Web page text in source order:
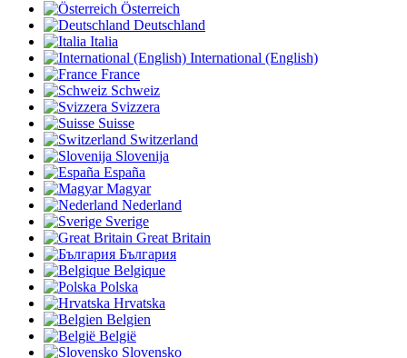
Österreich
Deutschland
Italia
International (English)
France
Schweiz
Svizzera
Suisse
Switzerland
Slovenija
España
Magyar
Nederland
Sverige
Great Britain
България
Belgique
Polska
Hrvatska
Belgien
België
Slovensko